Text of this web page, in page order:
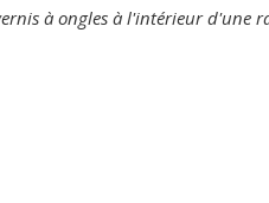
à ongles à l'intérieur d'une